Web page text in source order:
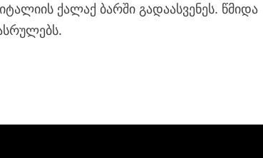
ქალაქ ბარში გადაასვენეს. წმიდა